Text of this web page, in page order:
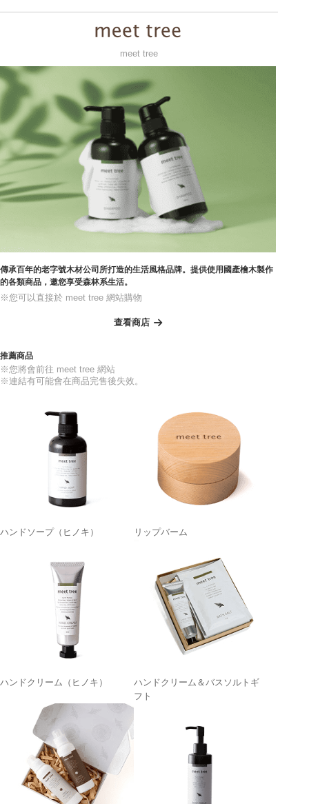
meet tree
傳承百年的老字號木材公司所打造的生活風格品牌。提供使用國產檜木製作
的各類商品，邀您享受森林系生活。
※您可以直接於 meet tree 網站購物
查看商店
推薦商品
※您將會前往 meet tree 網站
※連結有可能會在商品完售後失效。
ハンドソープ（ヒノキ） リップバーム
ハンドクリーム（ヒノキ）
ハンドクリーム＆バスソルトギ
フト